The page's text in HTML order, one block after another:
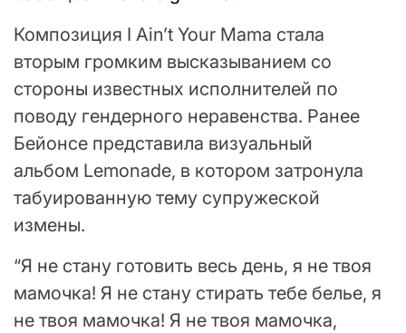
Композиция I Ain’t Your Mama стала
вторым громким высказыванием со
стороны известных исполнителей по
поводу гендерного неравенства. Ранее
Бейонсе представила визуальный
альбом Lemonade, в котором затронула
табуированную тему супружеской
измены.
“Я не стану готовить весь день, я не твоя
мамочка! Я не стану стирать тебе белье, я
не твоя мамочка! Я не твоя мамочка,